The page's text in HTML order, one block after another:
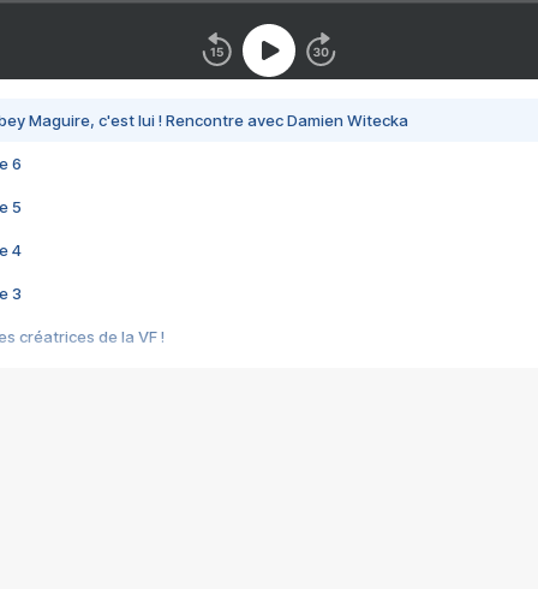
Maguire, c'est lui ! Rencontre avec Damien Witecka
6
5
4
3
créatrices de la VF !